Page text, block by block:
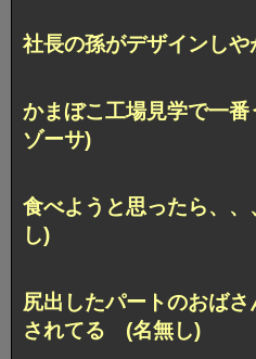
社長の孫がデザインし
かまぼこ工場見学で一
ゾーサ)
食べようと思ったら、
し)
尻出したパートのおば
されてる (名無し)